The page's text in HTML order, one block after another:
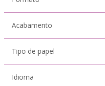
Acabamento
Tipo de papel
Idioma